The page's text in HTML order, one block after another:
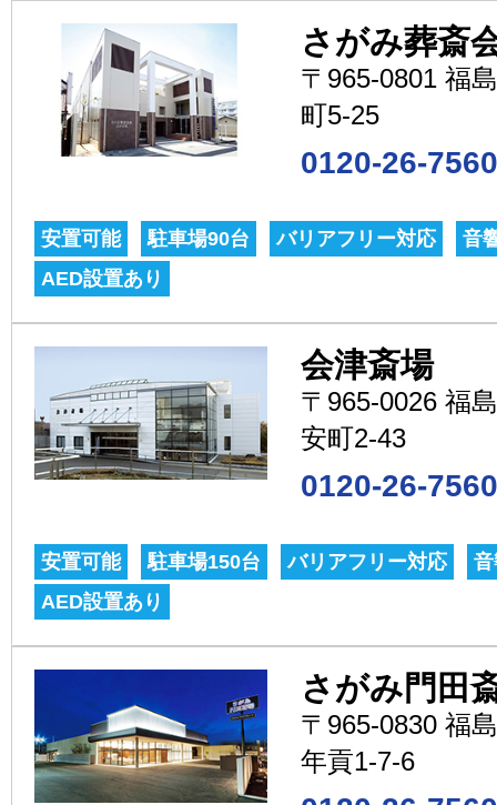
さがみ葬斎
〒965-0801 福
町5-25
0120-26-7560
安置可能 駐車場90台 バリアフリー対応
音
AED設置あり
会津斎場
〒965-0026 福
安町2-43
0120-26-7560
安置可能 駐車場150台 バリアフリー対応
AED設置あり
さがみ門田
〒965-0830 福
年貢1-7-6